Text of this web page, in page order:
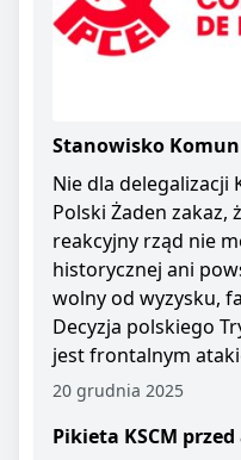
Stanowisko
Nie dla delegalizacji
Polski Żaden zakaz,
reakcyjny rząd nie
historycznej ani
wolny od wyzysku,
Decyzja polskiego
jest frontalnym
20 grudnia 2025
Pikieta KSCM